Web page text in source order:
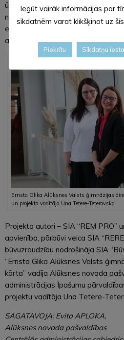
ūdens kanalizācija. Ēka pielāgota
nodrošinātu audzēkņiem un
estētisku vidi, padarītu to
ar kustību traucējumiem.
Ernsta Glika Alūksnes Valsts ģimnāzijas
un projekta vadītāja Una Tetere-Teterovska
Projekta autori – SIA “REM PRO”
apvienība, pārbūvi veica SIA
būvuzraudzību nodrošināja SIA
“Ernsta Glika Alūksnes Valsts
kārta” vadīja Alūksnes novada
administrācijas Īpašumu
projektu vadītāja Una Tetere-
SAGATAVOJA: Evita APLOKA,
Alūksnes novada pašvaldības
Iegūt vairāk informācijas par
sīkdatnēm varat klikšķinot uz
Piekrītu Sīkdatņu